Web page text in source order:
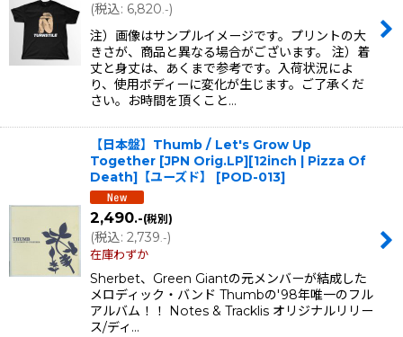
(税込: 6,820.-)
注）画像はサンプルイメージです。プリントの大
きさが、商品と異なる場合がございます。 注）着
丈と身丈は、あくまで参考です。入荷状況によ
り、使用ボディーに変化が生じます。ご了承くだ
さい。お時間を頂くこと…
【日本盤】Thumb / Let's Grow Up
Together [JPN Orig.LP][12inch | Pizza Of
Death]【ユーズド】
[POD-013]
2,490.-(税別)
(税込: 2,739.-)
在庫わずか
Sherbet、Green Giantの元メンバーが結成した
メロディック・バンド Thumbの'98年唯一のフル
アルバム！！ Notes & Tracklis オリジナルリリー
ス/ディ…